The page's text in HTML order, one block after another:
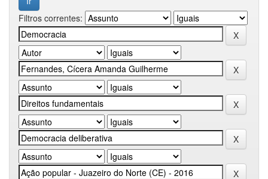
Filtros correntes: